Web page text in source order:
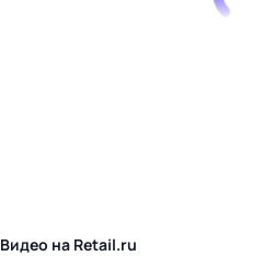
Видео на Retail.ru